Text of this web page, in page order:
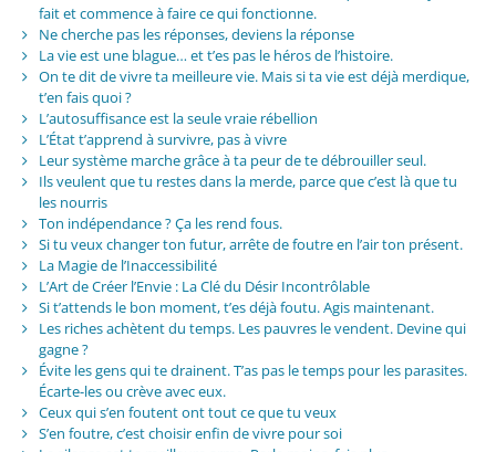
fait et commence à faire ce qui fonctionne.
Ne cherche pas les réponses, deviens la réponse
La vie est une blague… et t’es pas le héros de l’histoire.
On te dit de vivre ta meilleure vie. Mais si ta vie est déjà merdique,
t’en fais quoi ?
L’autosuffisance est la seule vraie rébellion
L’État t’apprend à survivre, pas à vivre
Leur système marche grâce à ta peur de te débrouiller seul.
Ils veulent que tu restes dans la merde, parce que c’est là que tu
les nourris
Ton indépendance ? Ça les rend fous.
Si tu veux changer ton futur, arrête de foutre en l’air ton présent.
La Magie de l’Inaccessibilité
L’Art de Créer l’Envie : La Clé du Désir Incontrôlable
Si t’attends le bon moment, t’es déjà foutu. Agis maintenant.
Les riches achètent du temps. Les pauvres le vendent. Devine qui
gagne ?
Évite les gens qui te drainent. T’as pas le temps pour les parasites.
Écarte-les ou crève avec eux.
Ceux qui s’en foutent ont tout ce que tu veux
S’en foutre, c’est choisir enfin de vivre pour soi